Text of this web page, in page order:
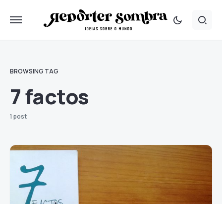
BROWSING TAG
7 factos
1 post